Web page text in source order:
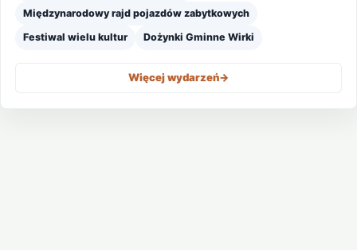
Międzynarodowy rajd pojazdów zabytkowych
Festiwal wielu kultur Dożynki Gminne Wirki
Więcej wydarzeń->